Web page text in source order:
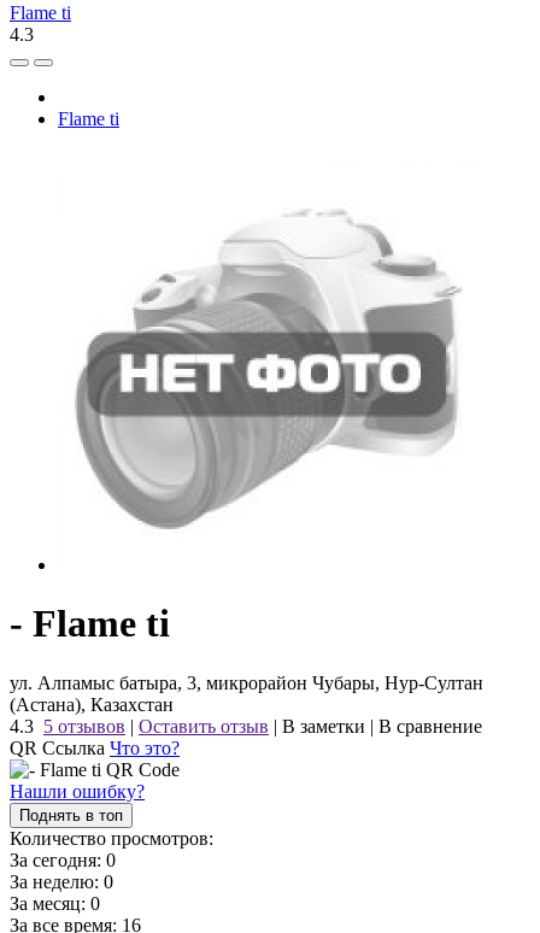
Flame ti
4.3
Flame ti
- Flame ti
ул. Алпамыс батыра, 3, микрорайон Чубары, Нур-Султан
(Астана), Казахстан
4.3 5 отзывов | Оставить отзыв | В заметки | В сравнение
QR Ссылка Что это?
Нашли ошибку?
Поднять в топ
Количество просмотров:
За сегодня: 0
За неделю: 0
За месяц: 0
За все время: 16